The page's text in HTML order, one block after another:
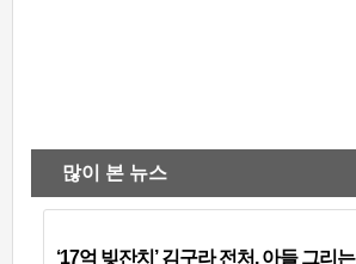
많이 본 뉴스
‘17억 빚잔치’ 김구라 전처, 아들 그리는